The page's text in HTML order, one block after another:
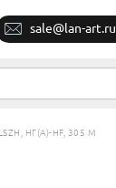
sale@lan-art.ru
НГ(A)-HF, 305 М